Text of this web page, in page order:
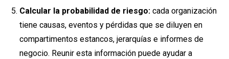
Calcular la probabilidad de riesgo: cada organización
tiene causas, eventos y pérdidas que se diluyen en
compartimentos estancos, jerarquías e informes de
negocio. Reunir esta información puede ayudar a